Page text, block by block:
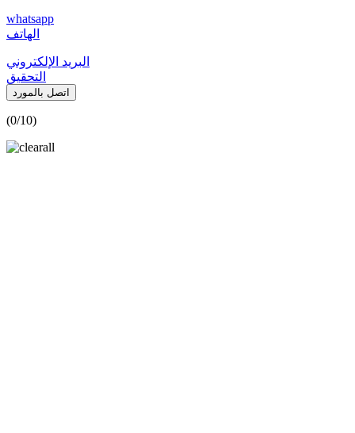
whatsapp
الهاتف
البريد الإلكتروني
التحقيق
اتصل بالمورد
(0/10)